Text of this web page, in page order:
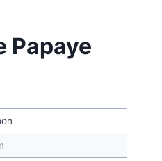
Papaye